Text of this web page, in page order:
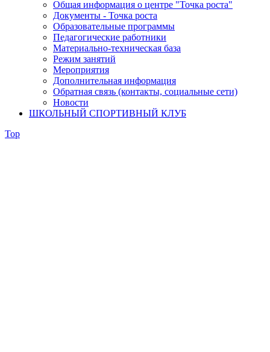
Общая информация о центре "Точка роста"
Документы - Точка роста
Образовательные программы
Педагогические работники
Материально-техническая база
Режим занятий
Мероприятия
Дополнительная информация
Обратная связь (контакты, социальные сети)
Новости
ШКОЛЬНЫЙ СПОРТИВНЫЙ КЛУБ
Top